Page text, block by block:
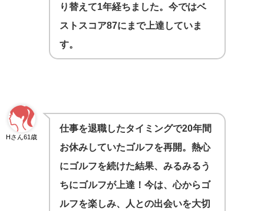
り替えて1年経ちました。今ではベ
ストスコア87にまで上達していま
す。
Hさん61歳
仕事を退職したタイミングで20年間
お休みしていたゴルフを再開 。熱心
にゴルフを続けた結果、みるみるう
ちにゴルフが上達！今は、心からゴ
ルフを楽しみ、人との出会いを大切